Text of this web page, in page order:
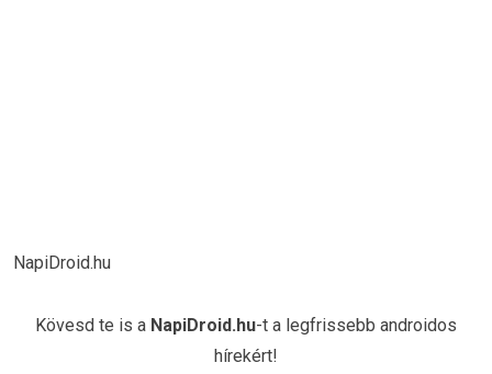
NapiDroid.hu
Kövesd te is a NapiDroid.hu-t a legfrissebb androidos
hírekért!